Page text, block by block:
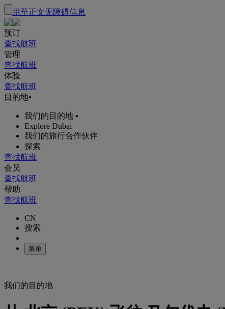
跳至正文无障碍信息
预订
查找航班
管理
查找航班
体验
查找航班
目的地•
我们的目的地 •
Explore Dubai
我们的旅行合作伙伴
探索
查找航班
会员
查找航班
帮助
查找航班
CN
搜索
菜单
我们的目的地